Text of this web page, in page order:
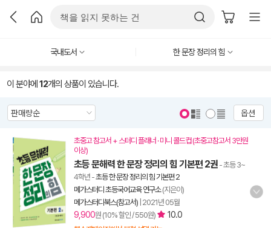
국내도서 한 문장 정리의 힘
이 분야에 12개의 상품이 있습니다.
옵션
초중고 참고서 + 스터디 플래너 · 미니 콜드컵 (초중고참고서 3만원
이상)
초등 문해력 한 문장 정리의 힘 기본편 2권 - 초등 3~
4학년 -초등 한 문장 정리의 힘 기본편 2
메가스터디 초등국어교육 연구소(지은이)
메가스터디북스(참고서) 2021년 05월
9,900원 (10% 할인 / 550원) 10.0